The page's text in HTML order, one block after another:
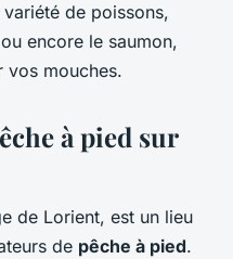
de poissons,
encore le saumon,
vos mouches.
à pied sur
de Lorient, est un lieu
de pêche à pied.